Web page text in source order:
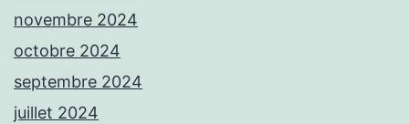
novembre 2024
octobre 2024
septembre 2024
juillet 2024